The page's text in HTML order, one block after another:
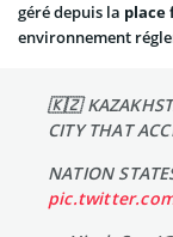
géré depuis la place
environnement
🇰🇿
CITY THAT
NATION